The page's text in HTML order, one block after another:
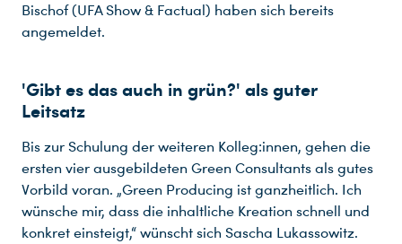
Bischof (UFA Show & Factual) haben sich bereits
angemeldet.
'Gibt es das auch in grün?' als guter
Leitsatz
Bis zur Schulung der weiteren Kolleg:innen, gehen die
ersten vier ausgebildeten Green Consultants als gutes
Vorbild voran. „Green Producing ist ganzheitlich. Ich
wünsche mir, dass die inhaltliche Kreation schnell und
konkret einsteigt,“ wünscht sich Sascha Lukassowitz.